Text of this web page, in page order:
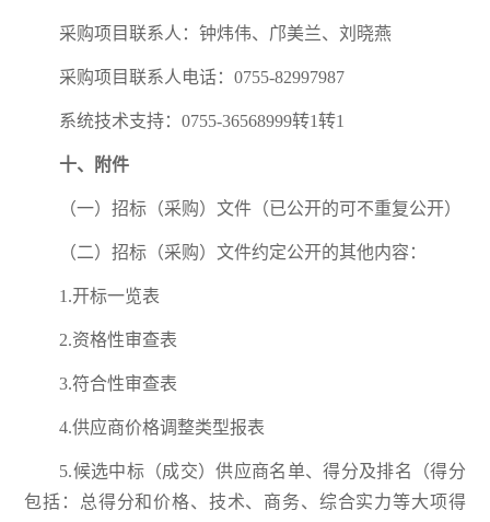
采购项目联系人：钟炜伟、邝美兰、刘晓燕
采购项目联系人电话：0755-82997987
系统技术支持：0755-36568999转1转1
十、附件
（一）招标（采购）文件（已公开的可不重复公开）
（二）招标（采购）文件约定公开的其他内容：
1.开标一览表
2.资格性审查表
3.符合性审查表
4.供应商价格调整类型报表
5.候选中标（成交）供应商名单、得分及排名（得分
包括：总得分和价格、技术、商务、综合实力等大项得